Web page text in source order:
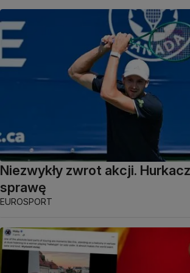
Niezwykły zwrot akcji.
sprawę
EUROSPORT